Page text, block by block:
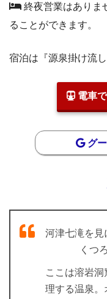
終夜営業はありま
ることができます。
宿泊は『源泉掛け流
電車
グ
河津七滝を見
くつ
ここは溶岩
理する温泉。